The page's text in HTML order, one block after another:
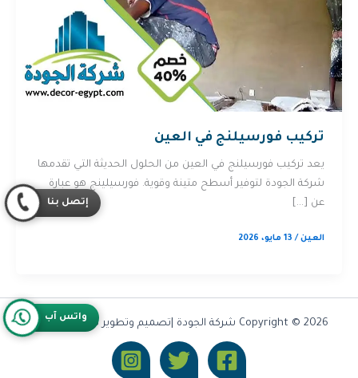
تركيب فورسيلنج في العين
يعد تركيب فورسيلنج في العين من الحلول الحديثة التي تقدمها
شركة الجودة لتوفير أسطح متينة وقوية. فورسيلينج هو عبارة
عن […]
العين/ 13 مايو، 2026
Copyright © 2026 شركة الجودة |تصميم وتطوير شركة Olymoo
واتس آب
إتصل بنا